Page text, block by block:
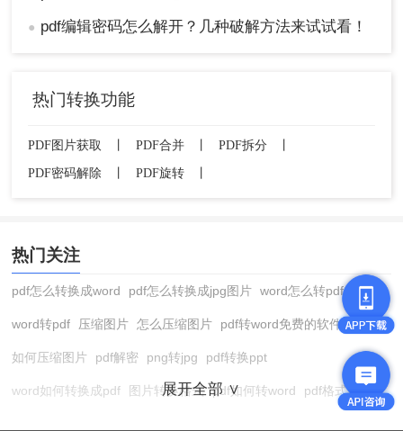
● pdf编辑密码怎么解开？几种破解方法来试试看！
热门转换功能
PDF图片获取 PDF合并 PDF拆分
PDF密码解除
PDF旋转
热门关注
pdf怎么转换成word pdf怎么转换成jpg图片 word怎么转pdf
word转pdf 压缩图片 怎么压缩图片 pdf转word免费的软件
如何压缩图片 pdf解密 png转jpg pdf转换ppt
word如何转换成pdf 图片转换格式 pdf如何转word pdf格式转换
展开全部 ∨